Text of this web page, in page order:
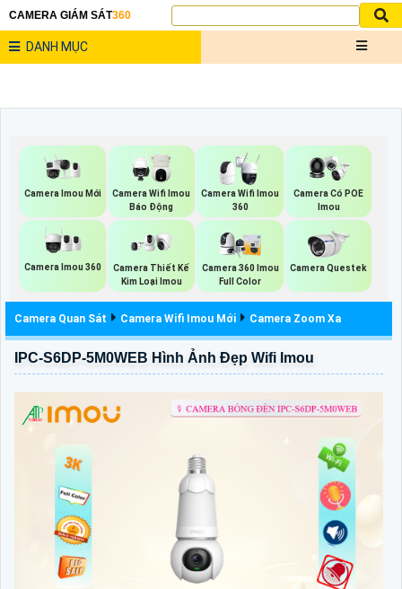
CAMERA GIÁM SÁT360
DANH MỤC
Camera Imou Mới
Camera Wifi Imou
Báo Động
Camera Wifi Imou
360
Camera Có POE
Imou
Camera Imou 360
Camera Thiết Kế
Kim Loại Imou
Camera 360 Imou
Full Color
Camera Questek
Camera Quan Sát Camera Wifi Imou Mới Camera Zoom Xa
IPC-S6DP-5M0WEB Hình Ảnh Đẹp Wifi Imou